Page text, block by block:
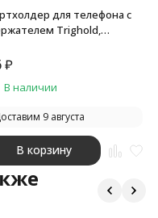
для телефона с
Trighold,
₽
В наличии
9 августа
В корзину